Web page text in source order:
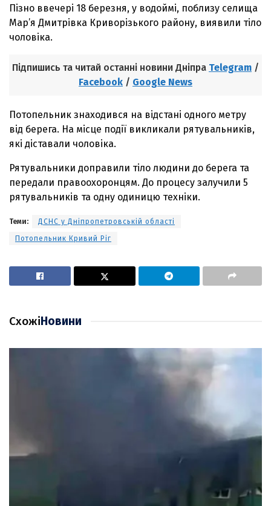
Пізно ввечері 18 березня, у водоймі, поблизу селища
Мар’я Дмитрівка Криворізького району, виявили тіло
чоловіка.
Підпишись та читай останні новини Дніпра Telegram /
Facebook / Google News
Потопельник знаходився на відстані одного метру
від берега. На місце події викликали рятувальників,
які діставали чоловіка.
Рятувальники доправили тіло людини до берега та
передали правоохоронцям. До процесу залучили 5
рятувальників та одну одиницю техніки.
Теми:
ДСНС у Дніпропетровській області
Потопельник Кривий Ріг
СхожіНовини